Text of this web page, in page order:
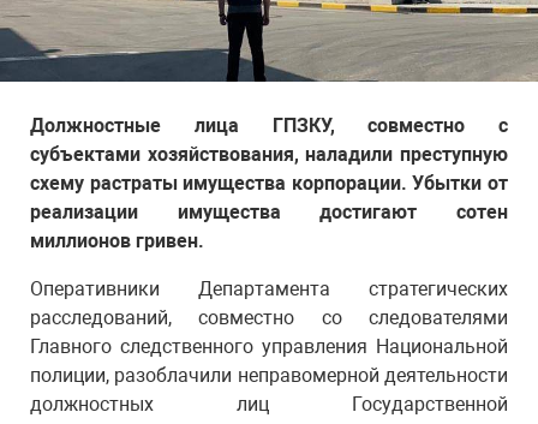
Должностные лица ГПЗКУ, совместно с
субъектами хозяйствования, наладили преступную
схему растраты имущества корпорации. Убытки от
реализации имущества достигают сотен
миллионов гривен.
Оперативники Департамента стратегических
расследований, совместно со следователями
Главного следственного управления Национальной
полиции, разоблачили неправомерной деятельности
должностных лиц Государственной